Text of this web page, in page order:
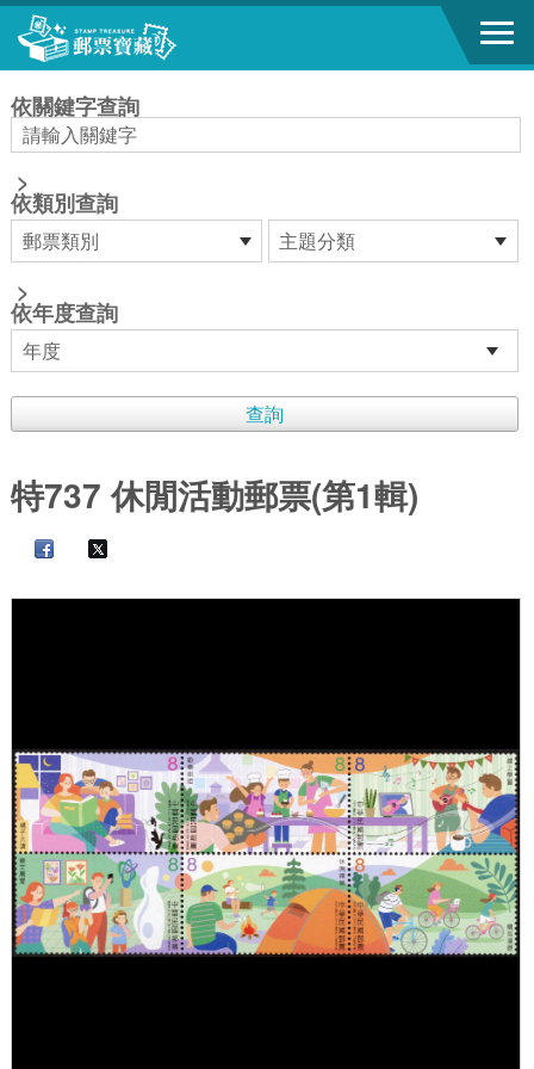
跳到主要內容區塊
依關鍵字查詢
>
依類別查詢
>
依年度查詢
特737 休閒活動郵票(第1輯)